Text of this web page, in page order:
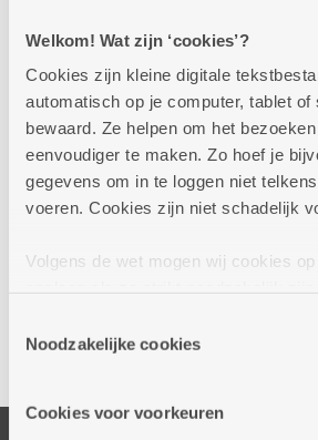
Welkom! Wat zijn ‘cookies’?
Cookies zijn kleine digitale
automatisch op je computer, tablet of
bewaard. Ze helpen om het
eenvoudiger te maken. Zo hoef je
gegevens om in te loggen niet
voeren. Cookies zijn niet schadelijk
Volgens de wet mogen wij cookies
cookies hebben we jouw
cookies worden geplaatst door
informatie over jouw
Noodzakelijke cookies
Cookies voor voorkeuren
Ja, ik wil een afspraak bij dit